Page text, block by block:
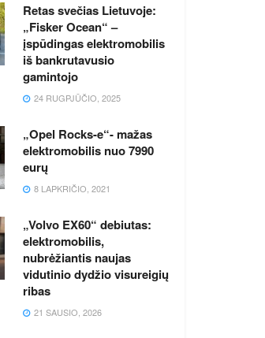
Retas svečias Lietuvoje:
„Fisker Ocean“ –
įspūdingas elektromobilis
iš bankrutavusio
gamintojo
24 RUGPJŪČIO, 2025
„Opel Rocks-e“- mažas
elektromobilis nuo 7990
eurų
8 LAPKRIČIO, 2021
„Volvo EX60“ debiutas:
elektromobilis,
nubrėžiantis naujas
vidutinio dydžio visureigių
ribas
21 SAUSIO, 2026